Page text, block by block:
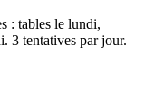
: tables le lundi,
3 tentatives par jour.